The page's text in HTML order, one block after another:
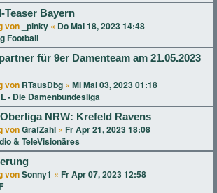
Teaser Bayern
von _pinky « Do Mai 18, 2023 14:48
Football
für 9er Damenteam am 21.05.2023
von RTausDbg « Mi Mai 03, 2023 01:18
- Die Damenbundesliga
NRW: Krefeld Ravens
vonGrafZahl « Fr Apr 21, 2023 18:08
& TeleVisionäres
vonSonny1 « Fr Apr 07, 2023 12:58